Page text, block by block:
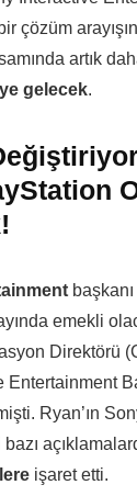
çözüm
artık
gelecek.
emekli
Direktörü
Entertainment
Ryan’ın
işaret etti.